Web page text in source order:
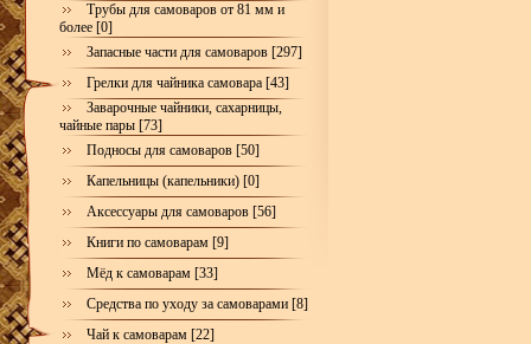
Трубы для самоваров от 81 мм и
более [0]
Запасные части для самоваров [297]
Грелки для чайника самовара [43]
Заварочные чайники, сахарницы,
чайные пары [73]
Подносы для самоваров [50]
Капельницы (капельники) [0]
Аксессуары для самоваров [56]
Книги по самоварам [9]
Мёд к самоварам [33]
Средства по уходу за самоварами [8]
Чай к самоварам [22]